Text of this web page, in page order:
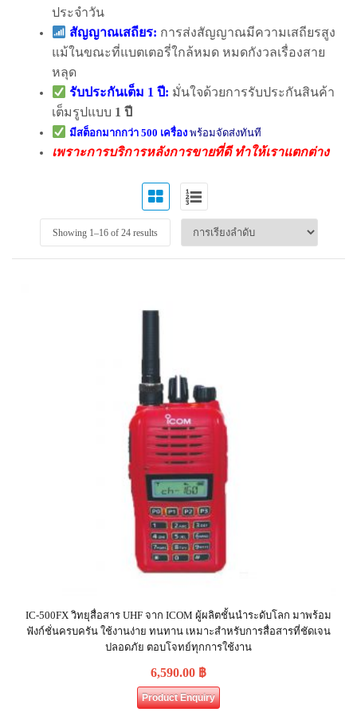
ประจำวัน
สัญญาณเสถียร: การส่งสัญญาณมีความเสถียรสูง
แม้ในขณะที่แบตเตอรี่ใกล้หมด หมดกังวลเรื่องสาย
หลุด
รับประกันเต็ม 1 ปี: มั่นใจด้วยการรับประกันสินค้า
เต็มรูปแบบ 1 ปี
มีสต็อกมากกว่า 500 เครื่อง พร้อมจัดส่งทันที
เพราะการบริการหลังการขายที่ดี ทำให้เราแตกต่าง
Showing 1–16of 24 results
IC-500FX วิทยุสื่อสาร UHF จาก ICOM ผู้ผลิตชั้นนำระดับโลก มาพร้อม
ฟังก์ชั่นครบครัน ใช้งานง่าย ทนทาน เหมาะสำหรับการสื่อสารที่ชัดเจน
ปลอดภัย ตอบโจทย์ทุกการใช้งาน
6,590.00 ฿
Product Enquiry